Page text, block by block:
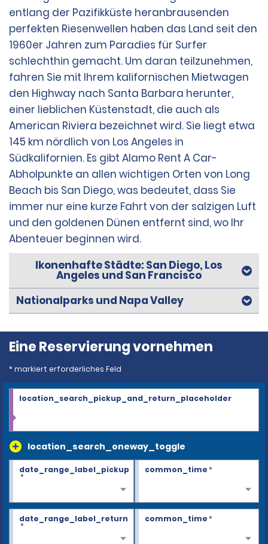
entlang der Pazifikküste heranbrausenden
perfekten Riesenwellen haben das Land seit den
1960er Jahren zum Paradies für Surfer
schlechthin gemacht. Um daran teilzunehmen,
fahren Sie mit Ihrem kalifornischen Mietwagen
den Highway nach Santa Barbara herunter,
einer lieblichen Küstenstadt, die auch als
American Riviera bezeichnet wird. Sie liegt etwa
145 km nördlich von Los Angeles in
Südkalifornien. Es gibt Alamo Rent A Car-
Abholpunkte an allen wichtigen Orten von Long
Beach bis San Diego, was bedeutet, dass Sie
immer nur eine kurze Fahrt von der salzigen Luft
und den goldenen Dünen entfernt sind, wo Ihr
Abenteuer beginnen wird.
Ikonenhafte Städte: San Diego, Los
Angeles und San Francisco
Nationalparks und Napa Valley
Eine Reservierung vornehmen
* markiert erforderliches Feld
location_search_oneway_toggle
location_search_pickup_and_return_placeholder
date_range_label_pickup
*
common_time*
date_range_label_return
*
common_time*